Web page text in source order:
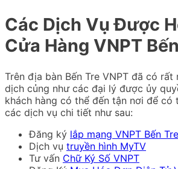
Các Dịch Vụ Được
Cửa Hàng VNPT
Trên địa bàn Bến Tre VNPT đã có rất
dịch củng như các đại lý được ủy
khách hàng có thể đến tận nơi để
các dịch vụ chi tiết như sau:
Đăng ký lắp mạng VNPT Bến Tre
Dịch vụ truyền hình MyTV
Tư vấn Chữ Ký Số VNPT